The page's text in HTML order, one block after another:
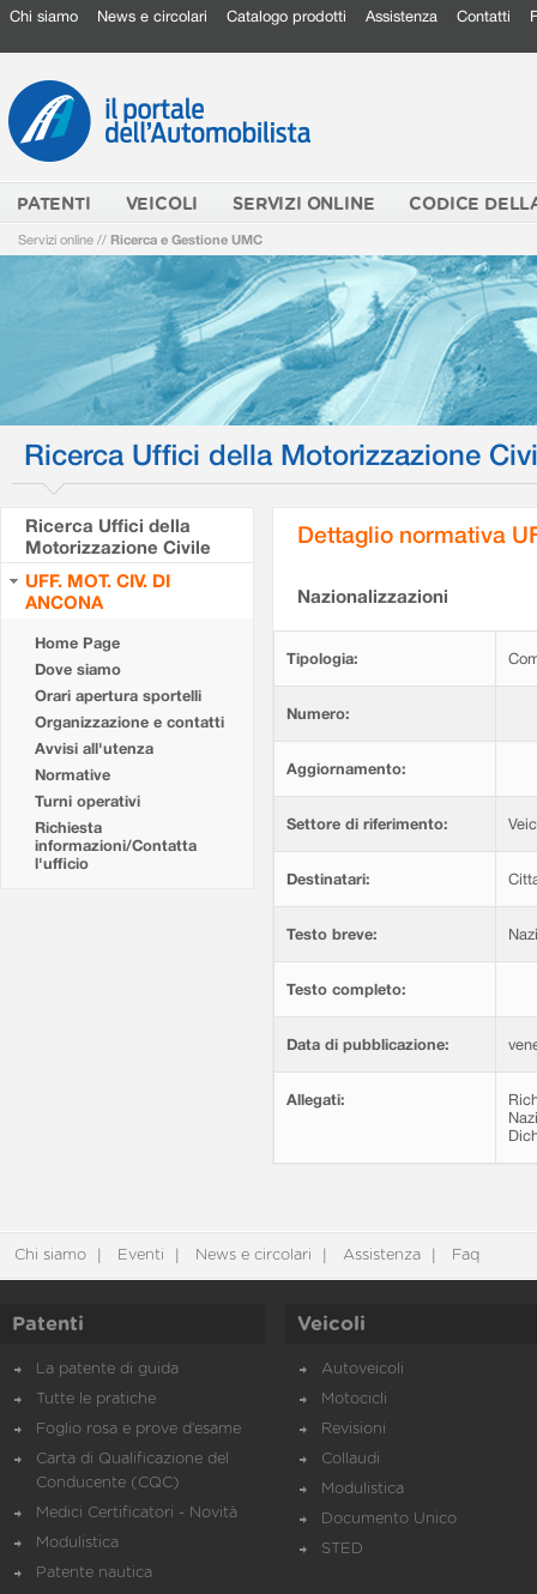
Chi siamo News e circolari Catalogo prodotti Assistenza Contatti
PATENTI VEICOLI SERVIZI ONLINE CODICE
Servizi online // Ricerca e Gestione UMC
Ricerca Uffici della Motorizzazione
Ricerca Uffici della
Motorizzazione Civile
UFF. MOT. CIV. DI
ANCONA
Home Page
Dove siamo
Orari apertura sportelli
Organizzazione e contatti
Avvisi all'utenza
Normative
Turni operativi
Richiesta
informazioni/Contatta
l'ufficio
Dettaglio normativa
Nazionalizzazioni
Tipologia:
Numero:
Aggiornamento:
Settore di riferimento:
Destinatari:
Testo breve:
Testo completo:
Data di pubblicazione:
Allegati:
Chi siamo Eventi News e circolari Assistenza Faq
Patenti
La patente di guida
Tutte le pratiche
Foglio rosa e prove d’esame
Carta di Qualificazione del
Conducente (CQC)
Medici Certificatori - Novità
Modulistica
Patente nautica
Veicoli
Autoveicoli
Motocicli
Revisioni
Collaudi
Modulistica
Documento Unico
STED